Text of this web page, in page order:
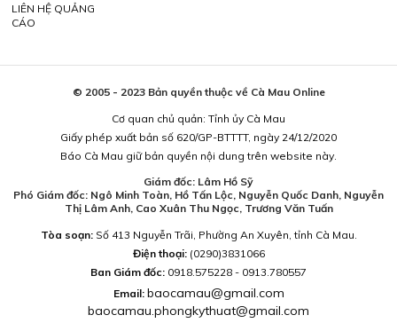
LIÊN HỆ QUẢNG
CÁO
© 2005 - 2023 Bản quyền thuộc về Cà Mau Online
Cơ quan chủ quản: Tỉnh ủy Cà Mau
Giấy phép xuất bản số 620/GP-BTTTT, ngày 24/12/2020
Báo Cà Mau giữ bản quyền nội dung trên website này.
Giám đốc: Lâm Hồ Sỹ
Phó Giám đốc: Ngô Minh Toàn, Hồ Tấn Lộc, Nguyễn Quốc Danh, Nguyễn
Thị Lâm Anh, Cao Xuân Thu Ngọc, Trương Văn Tuấn
Tòa soạn:Số 413 Nguyễn Trãi, Phường An Xuyên, tỉnh Cà Mau.
Điện thoại: (0290)3831066
Ban Giám đốc: 0918.575228 - 0913.780557
Email: baocamau@gmail.com
baocamau.phongkythuat@gmail.com